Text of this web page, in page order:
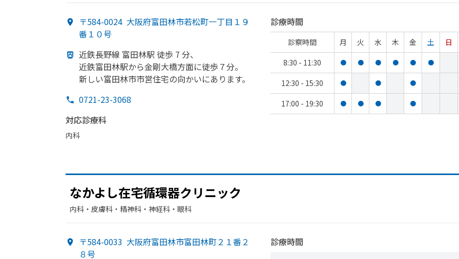
〒584-0024 大阪府富田林市若松町一丁目１９
番１０号
近鉄長野線 富田林駅 徒歩 7 分、
近鉄富田林駅から金剛大橋方面に徒歩７分。
新しい富田林市市営住宅の向かいにあります。
0721-23-3068
対応診療科
内科
診療時間
診察時間 月 火 水 木 金 土
日
8:30 - 11:30
● ● ● ● ● ●
12:30 - 15:30 ● ● ●
17:00 - 19:30 ● ● ● ●
なかよし在宅循環器クリニック
内科・​皮膚科・​精神科・神経科・​眼科
〒584-0033 大阪府富田林市富田林町２１番２
８号
診療時間